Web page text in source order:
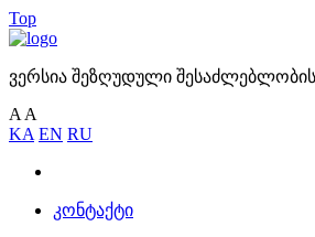
Top
ვერსია შეზღუდული
A A
KA EN RU
კონტაქტი